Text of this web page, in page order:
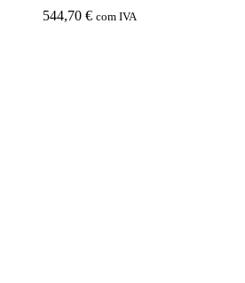
544,70 € com IVA